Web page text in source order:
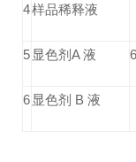
4样品稀释液
5 显色剂A 液
6 显色剂 B 液